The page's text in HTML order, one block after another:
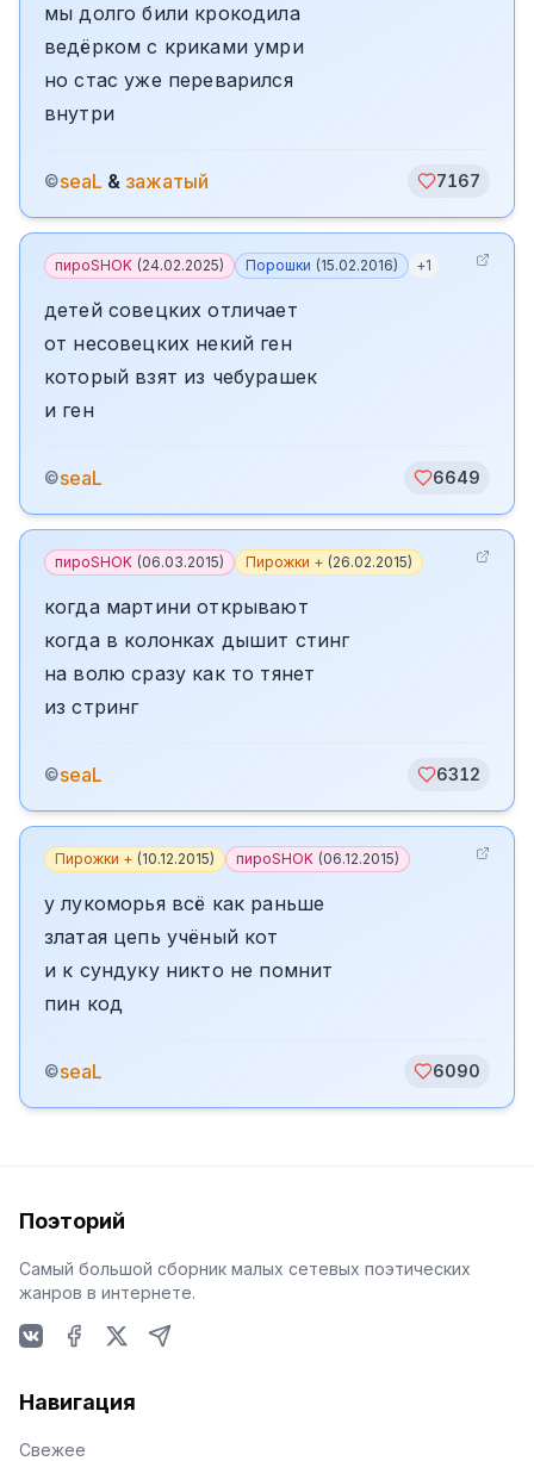
мы долго били крокодила
ведёрком с криками умри
но стас уже переварился
внутри
©seaL & зажатый 7167
пироSHOK (24.02.2025) Порошки (15.02.2016) +1
детей совецких отличает
от несовецких некий ген
который взят из чебурашек
и ген
©seaL 6649
пироSHOK (06.03.2015) Пирожки + (26.02.2015)
когда мартини открывают
когда в колонках дышит стинг
на волю сразу как то тянет
из стринг
©seaL 6312
Пирожки + (10.12.2015) пироSHOK (06.12.2015)
у лукоморья всё как раньше
златая цепь учёный кот
и к сундуку никто не помнит
пин код
©seaL 6090
Поэторий
Самый большой сборник малых сетевых поэтических
жанров в интернете.
Навигация
Свежее